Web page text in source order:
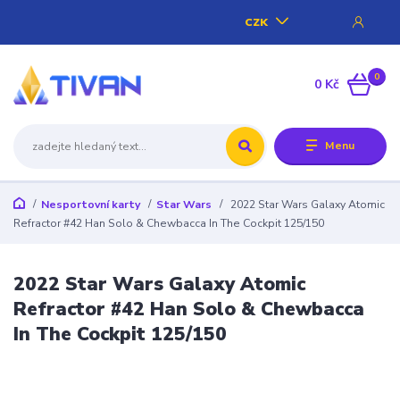
Menu
CZK
0
0 Kč
Nesportovní karty Star Wars
2022 Star Wars Galaxy Atomic
Refractor #42 Han Solo & Chewbacca In The Cockpit 125/150
2022 Star Wars Galaxy Atomic
Refractor #42 Han Solo & Chewbacca
In The Cockpit 125/150